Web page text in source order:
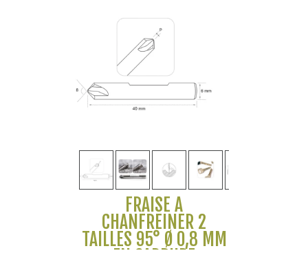
FRAISE À
CHANFREINER 2
TAILLES 95° Ø 0,8 MM